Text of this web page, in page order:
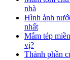
nhà
Hình ảnh
nhất
Mắm tép
vị?
Thành phần